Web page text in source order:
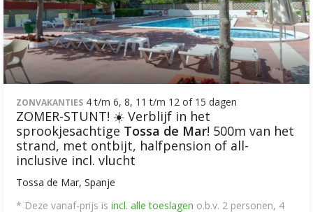
ZONVAKANTIES 4 t/m 6, 8, 11 t/m 12 of 15 dagen
ZOMER-STUNT! ☀️ Verblijf in het
sprookjesachtige Tossa de Mar! 500m van het
strand, met ontbijt, halfpension of all-
inclusive incl. vlucht
Tossa de Mar, Spanje
* Deze vanaf-prijs is incl. alle toeslagen o.b.v. 2 personen, 4